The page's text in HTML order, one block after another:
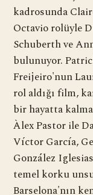
kadrosunda
Octavio rolüyle
Schuberth ve
bulunuyor.
Freijeiro'nun
rol aldığı film,
bir hayatta
Àlex Pastor ile
Víctor García,
González
temel korku
Barselona'nın